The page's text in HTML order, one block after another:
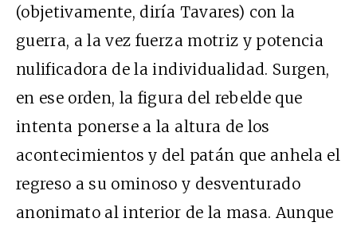
(objetivamente, diría Tavares) con la
guerra, a la vez fuerza motriz y potencia
nulificadora de la individualidad. Surgen,
en ese orden, la figura del rebelde que
intenta ponerse a la altura de los
acontecimientos y del patán que anhela el
regreso a su ominoso y desventurado
anonimato al interior de la masa. Aunque